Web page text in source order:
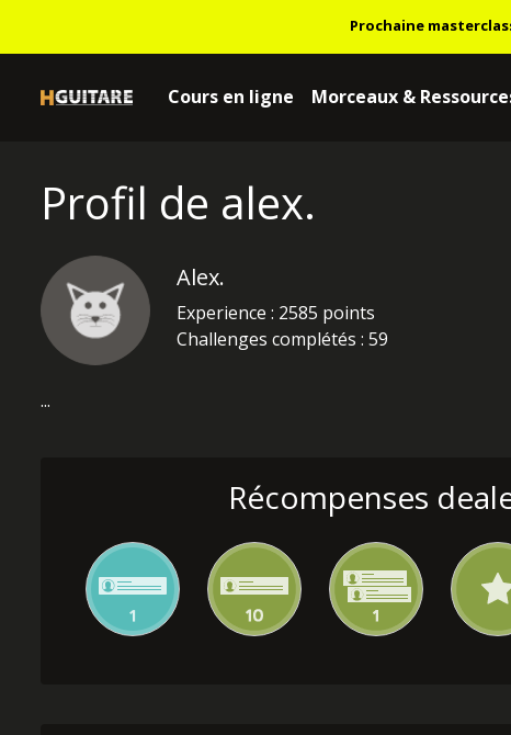
Prochaine
Cours en ligne Morceaux &
Profil de alex.
Alex.
Experience : 2585 points
Challenges complétés : 59
...
Récompenses